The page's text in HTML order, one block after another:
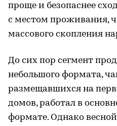
проще и безопаснее
с местом проживания,
массового скопления
До сих пор сегмент
небольшого формата,
размещавшихся на
домов, работал в
формате. Однако весной